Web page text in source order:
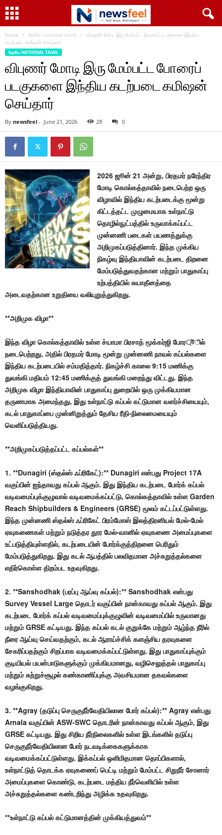
Home தேசிய national tamil
விபுணர் மோடி இரு மேம்பட்ட போரைப் படகுகளை இந்திய
கடற்படை கமிஷன் செய்தார்
தேசிய NATIONAL TAMIL
விபுணர் மோடி இரு மேம்பட்ட போரைப்
படகுகளை இந்திய கடற்படை கமிஷன்
செய்தார்
By newsfeel - June 21, 2026 28 0
2026 ஜூன் 21 அன்று, பிரதமர் நரேந்திர
மோடி கொல்கத்தாவில் நடைபெற்ற ஒரு
விழாவில் இந்திய கடற்படைக்கு மூன்று
கிட்டத்தட்ட முழுமையாக உள்நாட்டு
தொழில்நுட்பத்தில் உருவாக்கப்பட்ட
முன்னணி படைகள் பயணத்துக்கு
அறிமுகப்படுத்தினார். இந்த முக்கிய
நிகழ்வு இந்தியாவின் கடற்படை திறனை
மேம்படுத்துவதற்கான மற்றும் பாதுகாப்பு
உற்பத்தியில் சுயாதீனத்தை
அடைவதற்கான உறுதியை வலியுறுத்துகிறது.
**அறிமுக விழா**
இந்த விழா கொல்கத்தாவில் உள்ள ச்யாமா பிரசாத் மூக்கர்ஜி போர্টில்
நடைபெற்றது, அதில் பிரதமர் மோடி மூன்று முன்னணி நாவல் கப்பல்களை
இந்திய கடற்படையில் சம்மதித்தார். நிகழ்ச்சி காலை 9:15 மணிக்கு
துவங்கி மதியம் 12:45 மணிக்குத் துவங்கி மறைந்து விட்டது. இந்த
அறிமுக விழா இந்தியாவின் பாதுகாப்பு துறையில் ஒரு முக்கியமான
தருணமாக அமைந்தது, இது உள்நாட்டு கப்பல் கட்டுமான வளர்ச்சியையும்,
கடல் பாதுகாப்பை முன்னிறுத்தும் தேசிய ரீதி-நிலைமையையும்
வெளிப்படுத்தியது.
**அறிமுகப்படுத்தப்பட்ட கப்பல்கள்**
1. **Dunagiri (ஸ்தல்ஸ் ஃப்ரிகேட்):** Dunagiri என்பது Project 17A
வகுப்பின் ஐந்தாவது கப்பல் ஆகும். இது இந்திய கடற்படை போர்க் கப்பல்
வடிவமைப்புக்குழுவால் வடிவமைக்கப்பட்டு, கொல்கத்தாவில் உள்ள Garden
Reach Shipbuilders & Engineers (GRSE) மூலம் கட்டப்பட்டுள்ளது.
இந்த முன்னணி ஸ்தல்ஸ் ஃப்ரிகேட் பிரம்மோஸ் இலத்திரனியல் மேல்-மேல்
ஏவுகணைகள் மற்றும் நடுத்தர தூர மேல்-வானில் ஏவுகணை அமைப்புகளை
உட்படுத்தியுள்ளதில், கடற்படையின் போர்க்குத்திறனை பெரிதும்
மேம்படுத்துகிறது. இது கடல் ஆபத்தில் பலவிதமான அச்சுறுத்தல்களை
எதிர்கொள்ள திறம்பட உதவுகிறது.
2. **Sanshodhak (பரப்பு ஆய்வு கப்பல்):** Sanshodhak என்பது
Survey Vessel Large தொடர் வகுப்பின் நான்காவது கப்பல் ஆகும். இது
கடற்படை போர்க் கப்பல் வடிவமைப்புக்குழுவின் வடிவமைப்பில் உருவானது
மற்றும் GRSE கட்டியது. இந்த கப்பல் கடல் குறுக்கே மற்றும் ஆழ்ந்த நீரில்
நீரை ஆய்வு செய்வதற்கும், கடல் ஆராய்ச்சிக் களஞ்சிய தரவுகளை
சேகரிப்பதற்கும் சிறப்பாக வடிவமைக்கப்பட்டுள்ளது. இது பாதுகாப்புக்கும்
குடியியல் பயன்பாடுகளுக்கும் முக்கியமானது, வழிசெலுத்தல் பாதுகாப்பு
மற்றும் சுற்றுச்சூழல் கண்காணிப்புக்கு அவசியமான தகவல்களை
வழங்குகிறது.
3. **Agray (தடுப்பு செருகுநீர்வேதியிலான போர் கப்பல்):** Agray என்பது
Arnala வகுப்பின் ASW-SWC தொடரின் நான்காவது கப்பல் ஆகும், இது
GRSE கட்டியது. இது சிறிய நீர்நிலைகளில் உள்ள இடங்களில் தடுப்பு
செருகுநீர்வேதியிலான போர் நடவடிக்கைகளுக்காக
வடிவமைக்கப்பட்டுள்ளது. இக்கப்பல் ஒளிமிதமான தொப்பிகளால்,
உள்நாட்டுத் தொடக்க ஏவுகணைப் பெட்டி மற்றும் மேம்பட்ட சிறுநீர் சோனார்
அமைப்புகளை கொண்டு, கடற்படை மத்திய நீர்வெளியில் உள்ள
அச்சுறுத்தல்களை கண்டறிந்து அழிக்க உதவுகிறது.
**உள்நாட்டு கப்பல் கட்டுமானத்தின் முக்கியத்துவம்**